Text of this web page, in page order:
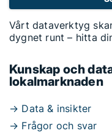
Vårt dataverktyg
dygnet runt – hitta
Kunskap och
lokalmarknaden
→ Data & insikter
→ Frågor och svar